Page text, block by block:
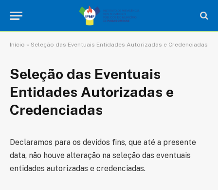
Início » Seleção das Eventuais Entidades Autorizadas e Credenciadas
Seleção das Eventuais
Entidades Autorizadas e
Credenciadas
Declaramos para os devidos fins, que até a presente
data, não houve alteração na seleção das eventuais
entidades autorizadas e credenciadas.